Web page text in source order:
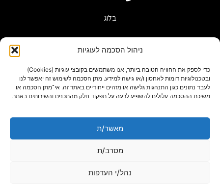
ניהול הסכמה לעוגיות
כדי לספק את החוויה הטובה ביותר, אנו משתמשים בקובצי עוגיות (Cookies)
ובטכנולוגיות דומות לאחסון ו/או גישה למידע. מתן הסכמה לשימוש זה יאפשר לנו
לעבד נתונים כגון התנהגות גלישה או מזהים ייחודיים באתר זה. אי־מתן הסכמה או
משיכת ההסכמה עלולים להשפיע לרעה על תפקוד חלק מהתכנים והשירותים באתר.
מאשר/ת
מסרב/ת
נהל/י העדפות
בלוג
powered by adactive
תנאי שימוש באתר